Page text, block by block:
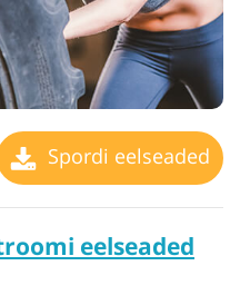
Spordi eelseaded
eelseaded